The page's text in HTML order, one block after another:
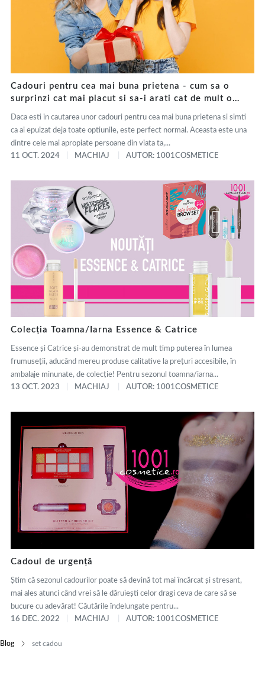
Blog set cadou
Cadouri pentru cea mai buna prietena - cum sa o
surprinzi cat mai placut si sa-i arati cat de mult o
Daca esti in cautarea unor cadouri pentru cea mai buna prietena si simti
ca ai epuizat deja toate optiunile, este perfect normal. Aceasta este una
dintre cele mai apropiate persoane din viata ta,...
11 OCT. 2024
MACHIAJ AUTOR: 1001COSMETICE
Colecția Toamna/Iarna Essence & Catrice
Essence și Catrice și-au demonstrat de mult timp puterea în lumea
frumuseții, aducând mereu produse calitative la prețuri accesibile, în
ambalaje minunate, de colecție! Pentru sezonul toamna/iarna...
13 OCT. 2023
MACHIAJ AUTOR: 1001COSMETICE
Cadoul de urgență
Știm că sezonul cadourilor poate să devină tot mai încărcat și stresant,
mai ales atunci când vrei să le dăruiești celor dragi ceva de care să se
bucure cu adevărat! Căutările îndelungate pentru...
16 DEC. 2022
MACHIAJ AUTOR: 1001COSMETICE